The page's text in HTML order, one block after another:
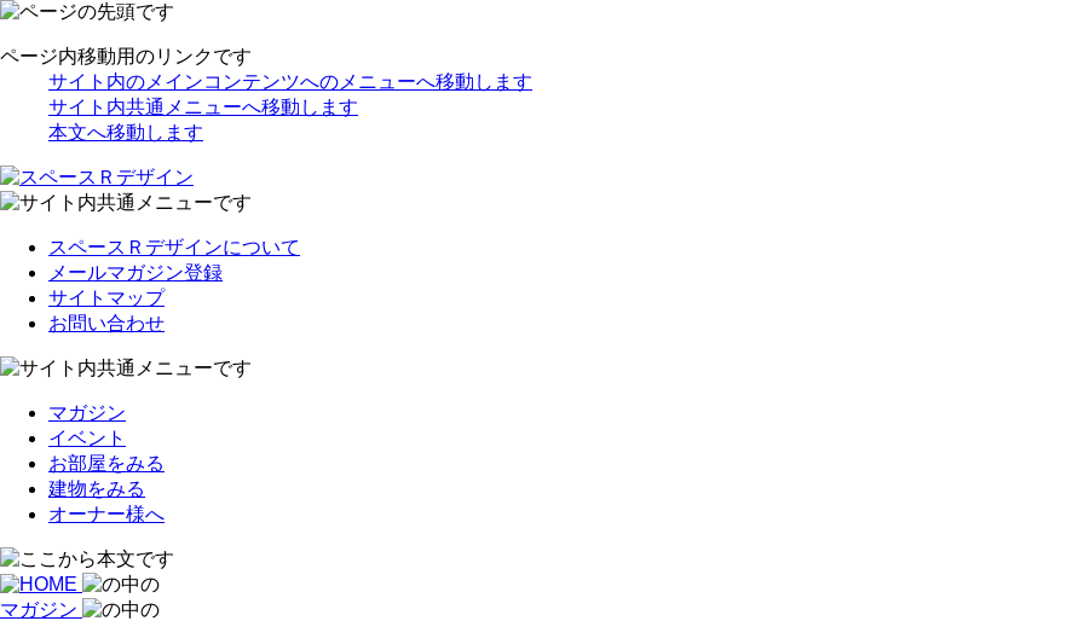
ページ内移動用のリンクです
サイト内のメインコンテンツへのメニューへ移動します
サイト内共通メニューへ移動します
本文へ移動します
スペースＲデザインについて
メールマガジン登録
サイトマップ
お問い合わせ
マガジン
イベント
お部屋をみる
建物をみる
オーナー様へ
マガジン